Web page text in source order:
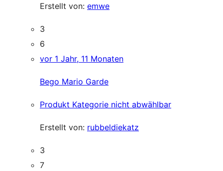
Erstellt von: emwe
3
6
vor 1 Jahr, 11 Monaten
Bego Mario Garde
Produkt Kategorie nicht abwählbar
Erstellt von: rubbeldiekatz
3
7